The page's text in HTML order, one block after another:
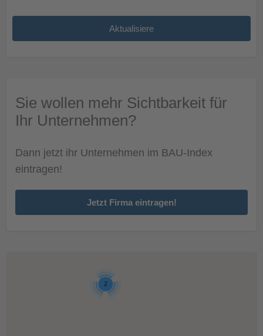
Sie wollen mehr Sichtbarkeit für
Ihr Unternehmen?
Dann jetzt ihr Unternehmen im BAU-Index
eintragen!
Jetzt Firma eintragen!
2